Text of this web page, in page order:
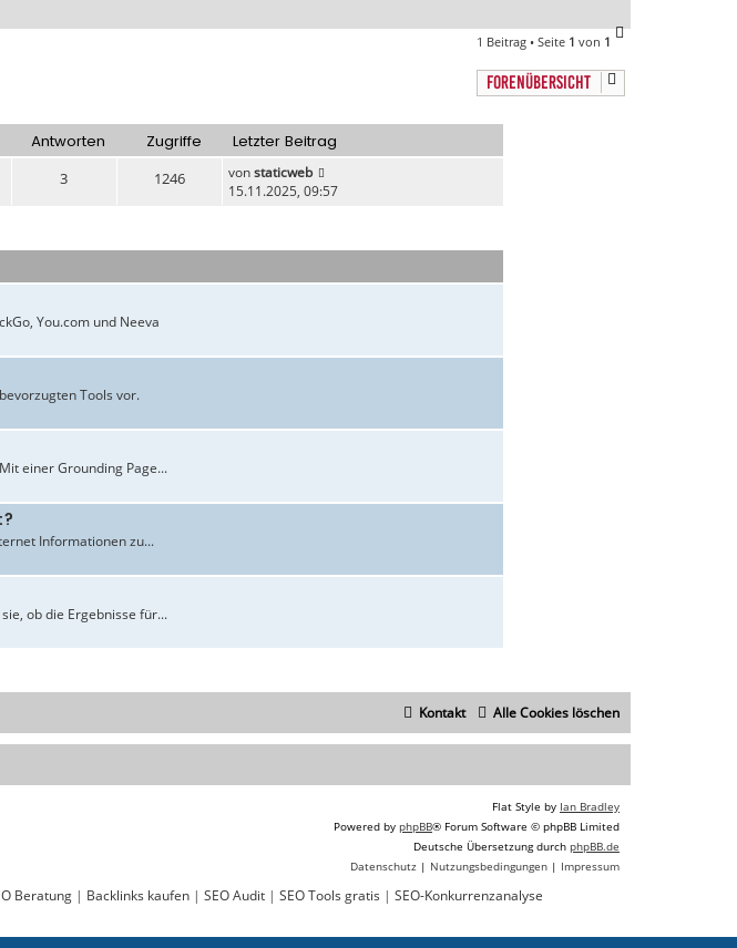
N
1 Beitrag • Seite 1 von 1
FORENÜBERSICHT
Antworten Zugriffe Letzter Beitrag
3 1246 vonstaticweb
15.11.2025, 09:57
You.com und Neeva
Tools vor.
einer Grounding Page...
Informationen zu...
ob die Ergebnisse für...
Alle Cookies löschen
Kontakt
Flat Style by Ian Bradley
Powered by phpBB® Forum Software © phpBB Limited
Deutsche Übersetzung durch phpBB.de
Datenschutz | Nutzungsbedingungen | Impressum
Beratung| Backlinks kaufen| SEO Audit| SEO Tools gratis | SEO-Konkurrenzanalyse